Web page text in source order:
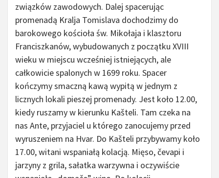
związków zawodowych. Dalej spacerując
promenadą Kralja Tomislava dochodzimy do
barokowego kościoła św. Mikołaja i klasztoru
Franciszkanów, wybudowanych z początku XVIII
wieku w miejscu wcześniej istniejących, ale
całkowicie spalonych w 1699 roku. Spacer
kończymy smaczną kawą wypitą w jednym z
licznych lokali pieszej promenady. Jest koło 12.00,
kiedy ruszamy w kierunku Kašteli. Tam czeka na
nas Ante, przyjaciel u którego zanocujemy przed
wyruszeniem na Hvar. Do Kašteli przybywamy koło
17.00, witani wspaniałą kolacją. Mięso, čevapi i
jarzyny z grila, sałatka warzywna i oczywiście